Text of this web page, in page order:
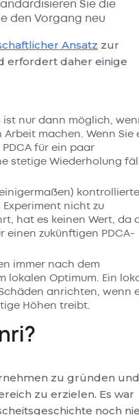
Sie die
den Vorgang neu
Ansatz zur
erfordert daher einige
ist nur dann möglich,
Arbeit machen. Wenn Sie
für ein paar
stetige Wiederholung
nicht zu
hat es keinen Wert, da
einen zukünftigen PDCA-
immer nach dem
lokalen Optimum. Ein
anrichten, wenn
Höhen treibt.
zu gründen und
zu erzielen. Es war
noch